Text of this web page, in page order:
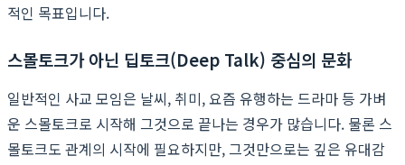
적인 목표입니다.
스몰토크가 아닌 딥토크(Deep Talk) 중심의 문화
일반적인 사교 모임은 날씨, 취미, 요즘 유행하는 드라마 등 가벼
운 스몰토크로 시작해 그것으로 끝나는 경우가 많습니다. 물론 스
몰토크도 관계의 시작에 필요하지만, 그것만으로는 깊은 유대감